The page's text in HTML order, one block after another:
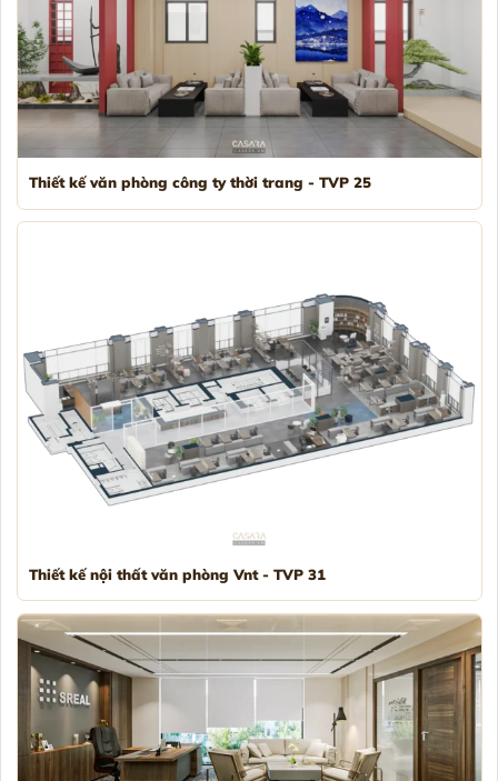
Thiết kế văn phòng công ty thời trang - TVP 25
Thiết kế nội thất văn phòng Vnt - TVP 31